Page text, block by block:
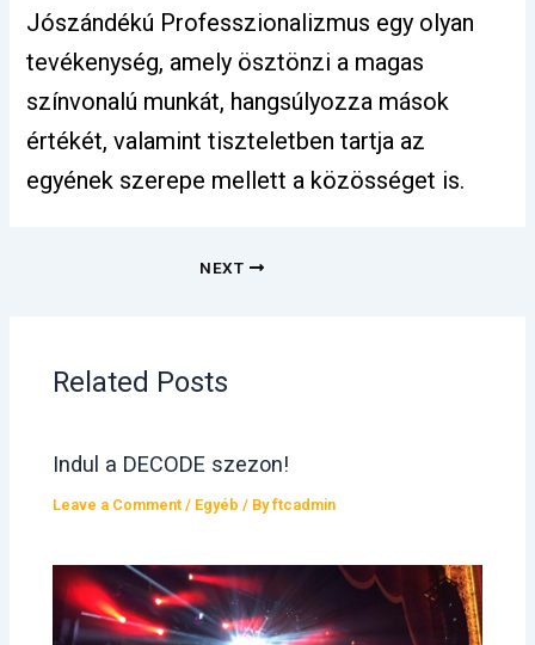
Jószándékú Professzionalizmus egy olyan
tevékenység, amely ösztönzi a magas
színvonalú munkát, hangsúlyozza mások
értékét, valamint tiszteletben tartja az
egyének szerepe mellett a közösséget is.
NEXT
Related Posts
Indul a DECODE szezon!
Leave a Comment / Egyéb / Byftcadmin